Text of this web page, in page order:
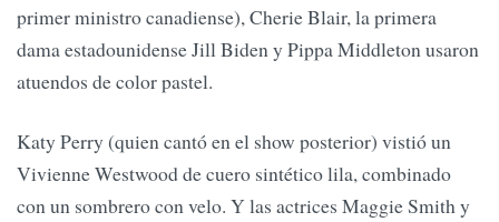
primer ministro canadiense), Cherie Blair, la primera
dama estadounidense Jill Biden y Pippa Middleton usaron
atuendos de color pastel.
Katy Perry (quien cantó en el show posterior) vistió un
Vivienne Westwood de cuero sintético lila, combinado
con un sombrero con velo. Y las actrices Maggie Smith y